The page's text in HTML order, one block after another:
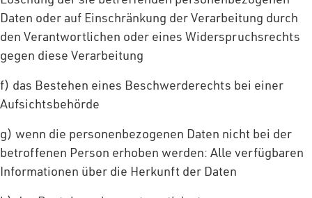
Daten oder auf Einschränkung der Verarbeitung durch
den Verantwortlichen oder eines Widerspruchsrechts
gegen diese Verarbeitung
f) das Bestehen eines Beschwerderechts bei einer
Aufsichtsbehörde
g) wenn die personenbezogenen Daten nicht bei der
betroffenen Person erhoben werden: Alle verfügbaren
Informationen über die Herkunft der Daten